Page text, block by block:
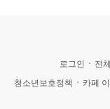
로그인 전
청소년보호정책
카페